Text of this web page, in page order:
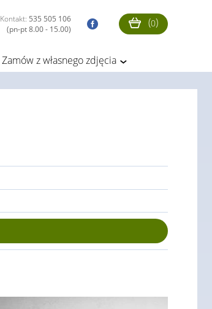
Kontakt: 535 505 106
(pn-pt 8.00 - 15.00)
(0)
Zamów z własnego zdjęcia